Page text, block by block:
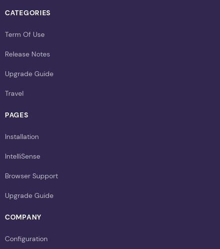
CATEGORIES
Term Of Use
Release Notes
Upgrade Guide
Travel
PAGES
Installation
IntelliSense
Browser Support
Upgrade Guide
COMPANY
Configuration